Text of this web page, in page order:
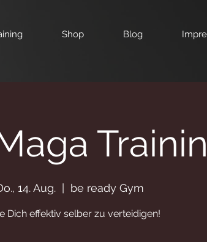
Shop Blog
14. Aug. be ready Gym
Dich effektiv selber zu verteidigen!